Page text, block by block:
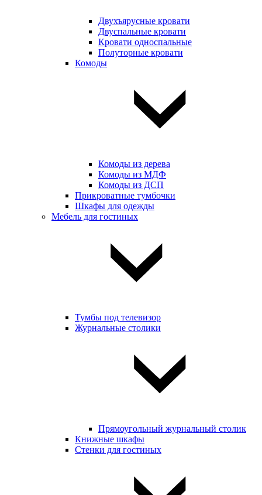
Двухъярусные кровати
Двуспальные кровати
Кровати односпальные
Полуторные кровати
Комоды
Комоды из дерева
Комоды из МДФ
Комоды из ДСП
Прикроватные тумбочки
Шкафы для одежды
Мебель для гостиных
Тумбы под телевизор
Журнальные столики
Прямоугольный журнальный столик
Книжные шкафы
Стенки для гостиных